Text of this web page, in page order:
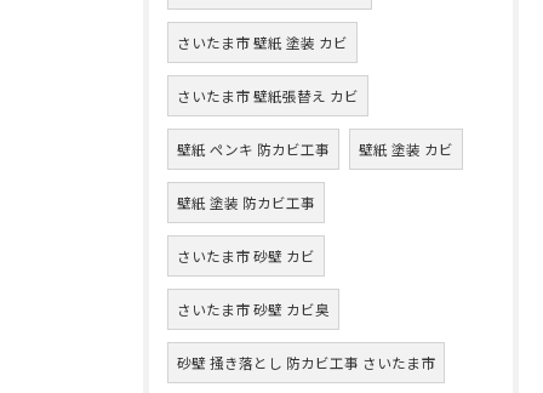
さいたま市 壁紙 塗装 カビ
さいたま市 壁紙張替え カビ
壁紙 ペンキ 防カビ工事 壁紙 塗装 カビ
壁紙 塗装 防カビ工事
さいたま市 砂壁 カビ
さいたま市 砂壁 カビ臭
砂壁 掻き落とし 防カビ工事 さいたま市